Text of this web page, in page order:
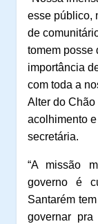
esse público,
de
tomem posse
importância
com toda a
Alter do
acolhimento
secretária.
“A missão
governo é
Santarém
governar